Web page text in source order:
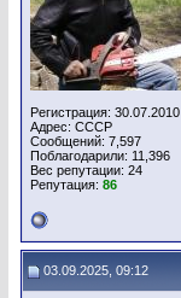
Регистрация: 30.07.2010
Адрес: СССР
Сообщений: 7,597
Поблагодарили: 11,396
Вес репутации: 24
Репутация: 86
03.09.2025, 09:12